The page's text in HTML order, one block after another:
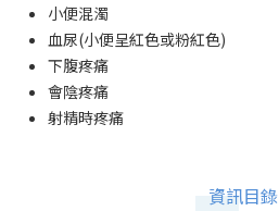
小便混濁
血尿(小便呈紅色或粉紅色)
下腹疼痛
會陰疼痛
射精時疼痛
資訊目錄